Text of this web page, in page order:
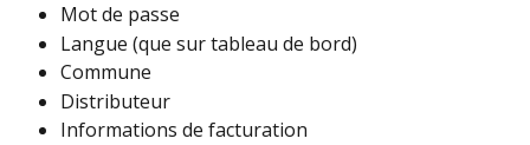
Mot de passe
Langue (que sur tableau de bord)
Commune
Distributeur
Informations de facturation